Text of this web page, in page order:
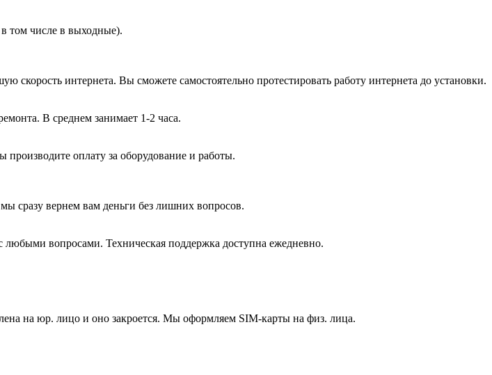
том числе в выходные).
интернета. Вы сможете самостоятельно протестировать работу интернета до установки.
В среднем занимает 1-2 часа.
производите оплату за оборудование и работы.
сразу вернем вам деньги без лишних вопросов.
вопросами. Техническая поддержка доступна ежедневно.
на юр. лицо и оно закроется. Мы оформляем SIM-карты на физ. лица.